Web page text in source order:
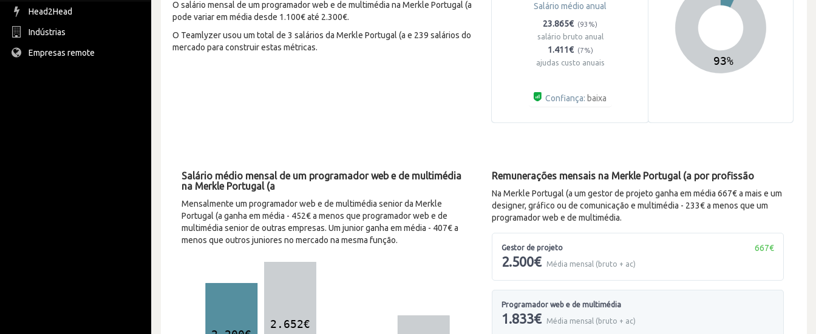
Head2Head
Indústrias
Empresas remote
O salário mensal de um programador web e de multimédia na Merkle Portugal (a
pode variar em média desde 1.100€ até 2.300€.
O Teamlyzer usou um total de 3 salários da Merkle Portugal (a e 239 salários do
mercado para construir estas métricas.
Salário médio anual
23.865€ (93%)
salário bruto anual
1.411€ (7%)
ajudas custo anuais
Confiança: baixa
Salário médio mensal de um programador web e de multimédia
na Merkle Portugal (a
Mensalmente um programador web e de multimédia senior da Merkle
Portugal (a ganha em média - 452€ a menos que programador web e de
multimédia senior de outras empresas. Um junior ganha em média - 407€ a
menos que outros juniores no mercado na mesma função.
Remunerações mensais na Merkle Portugal (a por profissão
Na Merkle Portugal (a um gestor de projeto ganha em média 667€ a mais e um
designer, gráfico ou de comunicação e multimédia - 233€ a menos que um
programador web e de multimédia.
Gestor de projeto
2.500€ Média mensal (bruto + ac)
667€
Programador web e de multimédia
1.833€ Média mensal (bruto + ac)